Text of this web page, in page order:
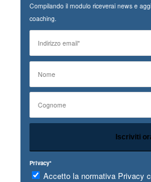
Compilando il modulo riceverai news e
coaching.
Privacy*
Accetto la normativa Privacy